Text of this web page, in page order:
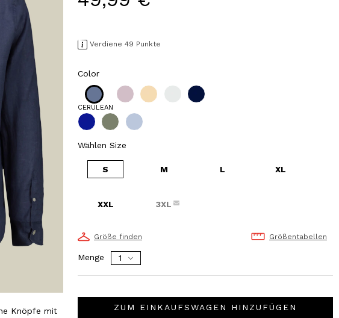
Knöpfe mit
Verdiene 49 Punkte
Color
CERULEAN
Wählen Size
S M L XL
XXL 3XL
Größe finden Größentabellen
Menge
ZUM EINKAUFSWAGEN HINZUFÜGEN